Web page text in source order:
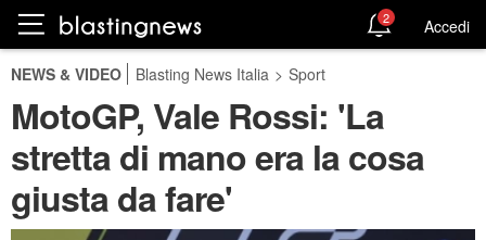
2 Accedi
NEWS & VIDEO Blasting News Italia > Sport
MotoGP, Vale Rossi: 'La
stretta di mano era la cosa
giusta da fare'